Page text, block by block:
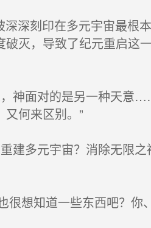
深刻印在多元宇宙最根
灭，导致了纪元重启这
神面对的是另一种天意
何来区别。”
建多元宇宙？消除无限之
想知道一些东西吧？你